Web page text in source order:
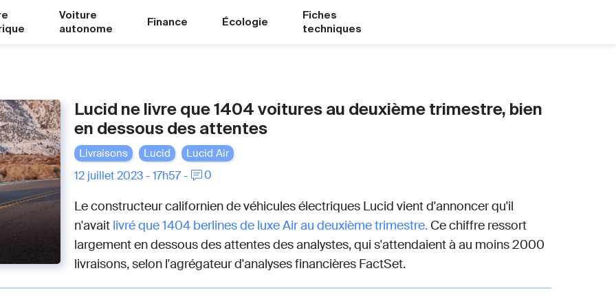
Voiture
autonome
Finance Écologie
Fiches
techniques
Lucid ne livre que 1404 voitures au deuxième trimestre, bien
en dessous des attentes
Livraisons Lucid Lucid Air
12 juillet 2023 - 17h57 - 0
Le constructeur californien de véhicules électriques Lucid vient d'annoncer qu'il
n'avait livré que 1404 berlines de luxe Air au deuxième trimestre. Ce chiffre ressort
largement en dessous des attentes des analystes, qui s'attendaient à au moins 2000
livraisons, selon l'agrégateur d'analyses financières FactSet.